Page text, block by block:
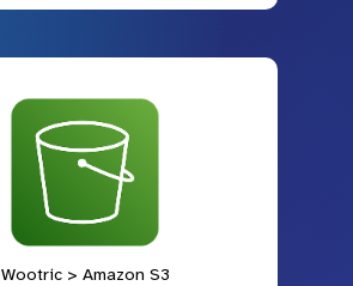
Wootric > Amazon S3